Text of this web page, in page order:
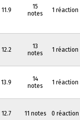
11.9
15
notes
1 réaction
12.2
13
notes
1 réaction
13.9
14
notes
1 réaction
12.7 11 notes 0 réaction